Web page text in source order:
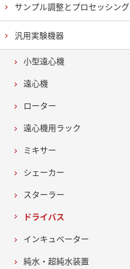
サンプル調整とプロセッシング
汎用実験機器
小型遠心機
遠心機
ローター
遠心機用ラック
ミキサー
シェーカー
スターラー
ドライバス
インキュベーター
純水・超純水装置